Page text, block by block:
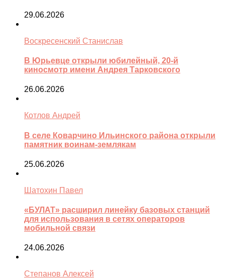
29.06.2026
Воскресенский Станислав
В Юрьевце открыли юбилейный, 20-й
киносмотр имени Андрея Тарковского
26.06.2026
Котлов Андрей
В селе Коварчино Ильинского района открыли
памятник воинам-землякам
25.06.2026
Шатохин Павел
«БУЛАТ» расширил линейку базовых станций
для использования в сетях операторов
мобильной связи
24.06.2026
Степанов Алексей